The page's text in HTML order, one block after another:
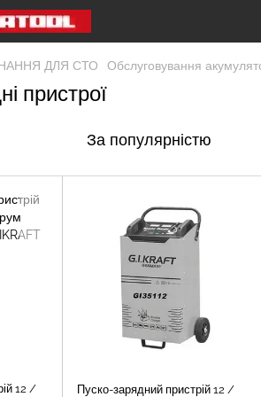
ДЛЯ СТО Обслуговування
пристрої
За популярністю
12 / Пуско-зарядний пристрій 12 /